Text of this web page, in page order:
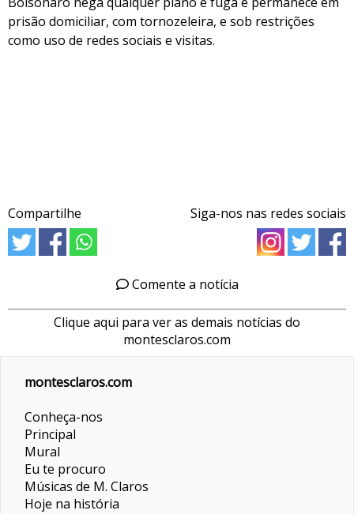
prisão domiciliar, com tornozeleira, e sob restrições
como uso de redes sociais e visitas.
Compartilhe Siga-nos nas redes sociais
Comente a notícia
Clique aqui para ver as demais notícias do
montesclaros.com
montesclaros.com
Conheça-nos
Principal
Mural
Eu te procuro
Músicas de M. Claros
Hoje na história